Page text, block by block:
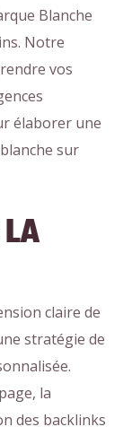
Blanche
Notre
vos
élaborer une
sur
claire de
stratégie de
la
des backlinks